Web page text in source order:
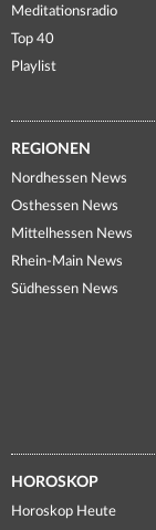
Meditationsradio
Top 40
Playlist
REGIONEN
Nordhessen News
Osthessen News
Mittelhessen News
Rhein-Main News
Südhessen News
HOROSKOP
Horoskop Heute